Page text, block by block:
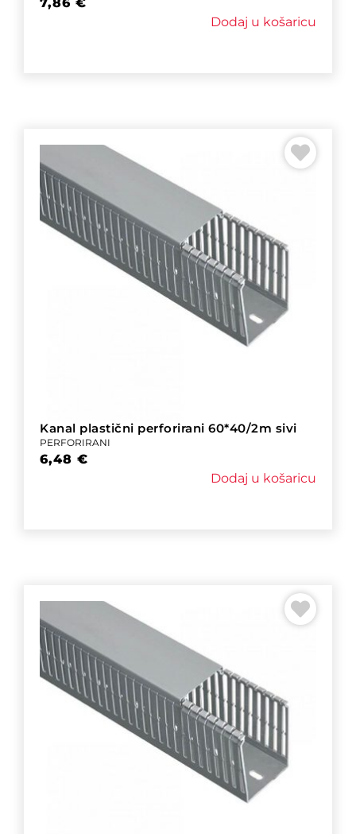
Dodaj u košaricu
Kanal plastični perforirani 60*40/2m sivi
PERFORIRANI
6,48 €
Dodaj u košaricu